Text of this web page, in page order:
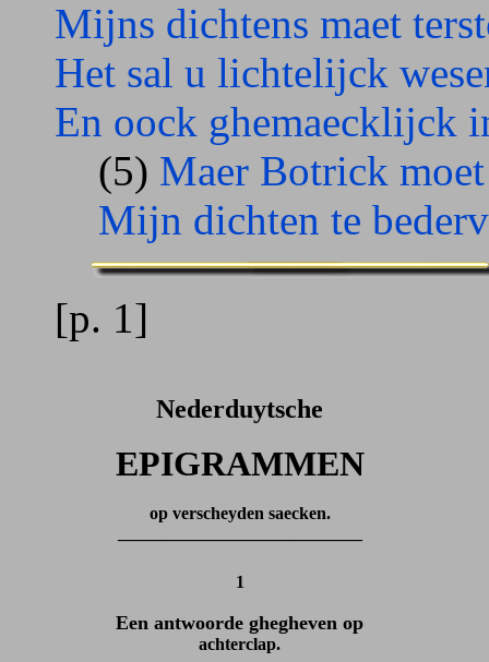
Mijns dichtens maet
Het sal u lichtelijck
En oock ghemaecklijck
(5) Maer Botrick
Mijn dichten te
[p. 1]
Nederduytsche
EPIGRAMMEN
op verscheyden saecken.
1
Een antwoorde ghegheven op
achterclap.